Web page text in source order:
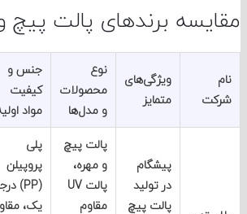
برندهای پالت پیچ و
ویژگی‌های
متمایز
محصولات
و مدل‌ها
کیفیت
مواد اولیه
در تولید
پالت پیچ
پالت پیچ
و مهره،
پالت UV
مقاوم
پلی
‌پروپیلن
(PP) درجه
یک، مقاوم